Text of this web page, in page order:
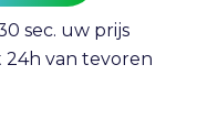
sec. uw prijs
van tevoren